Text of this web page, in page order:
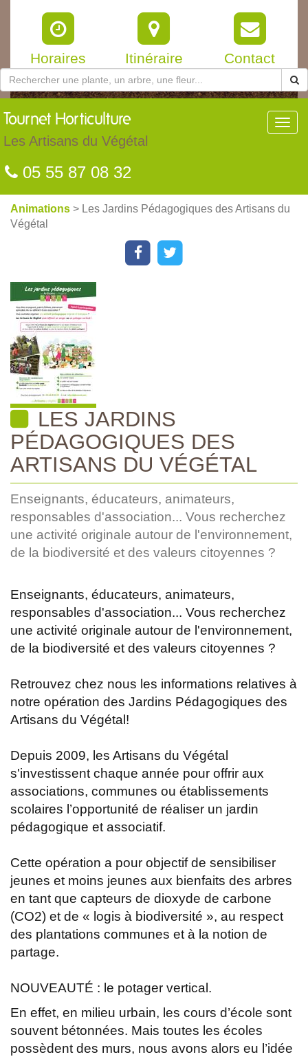
Horaires Itinéraire Contact
Tournet Horticulture
Les Artisans du Végétal
05 55 87 08 32
Animations > Les Jardins Pédagogiques des Artisans du
Végétal
LES JARDINS
PÉDAGOGIQUES DES
ARTISANS DU VÉGÉTAL
Enseignants, éducateurs, animateurs,
responsables d'association... Vous recherchez
une activité originale autour de l'environnement,
de la biodiversité et des valeurs citoyennes ?
Enseignants, éducateurs, animateurs,
responsables d'association... Vous recherchez
une activité originale autour de l'environnement,
de la biodiversité et des valeurs citoyennes ?
Retrouvez chez nous les informations relatives à
notre opération des Jardins Pédagogiques des
Artisans du Végétal!
Depuis 2009, les Artisans du Végétal
s'investissent chaque année pour offrir aux
associations, communes ou établissements
scolaires l’opportunité de réaliser un jardin
pédagogique et associatif.
Cette opération a pour objectif de sensibiliser
jeunes et moins jeunes aux bienfaits des arbres
en tant que capteurs de dioxyde de carbone
(CO2) et de « logis à biodiversité », au respect
des plantations communes et à la notion de
partage.
NOUVEAUTÉ : le potager vertical.
En effet, en milieu urbain, les cours d’école sont
souvent bétonnées. Mais toutes les écoles
possèdent des murs, nous avons alors eu l’idée